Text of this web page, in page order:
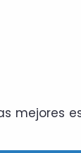
mejores